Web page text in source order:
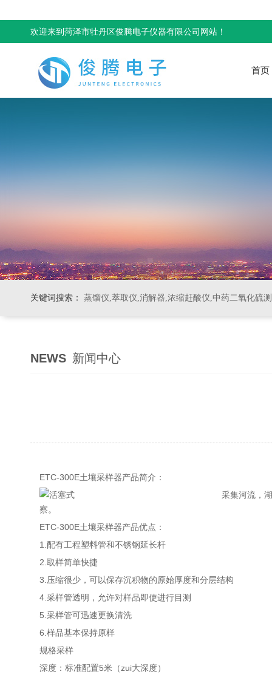
欢迎来到菏泽市牡丹区俊腾电子仪器有限公司网站！
首页
关键词搜索： 蒸馏仪,萃取仪,消解器,浓缩赶酸仪,中药二氧化硫
NEWS 新闻中心
ETC-300E土壤采样器产品简介：
采集河流，
察。
ETC-300E土壤采样器产品优点：
1. 配有工程塑料管和不锈钢延长杆
2. 取样简单快捷
3. 压缩很少，可以保存沉积物的原始厚度和分层结构
4. 采样管透明，允许对样品即使进行目测
5. 采样管可迅速更换清洗
6. 样品基本保持原样
规格采样
深度：标准配置5米（zui大深度）